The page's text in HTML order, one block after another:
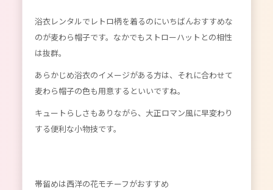
浴衣レンタルでレトロ柄を着るのにいちばんおすすめな
のが麦わら帽子です。なかでもストローハットとの相性
は抜群。
あらかじめ浴衣のイメージがある方は、それに合わせて
麦わら帽子の色も用意するといいですね。
キュートらしさもありながら、大正ロマン風に早変わり
する便利な小物技です。
帯留めは西洋の花モチーフがおすすめ